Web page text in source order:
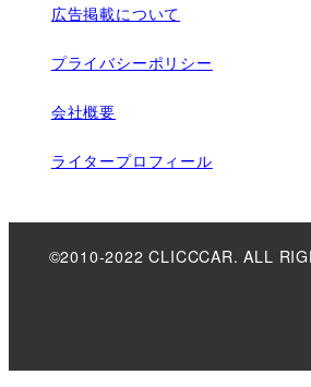
広告掲載について
プライバシーポリシー
会社概要
ライタープロフィール
©2010-2022 CLICCCAR. ALL